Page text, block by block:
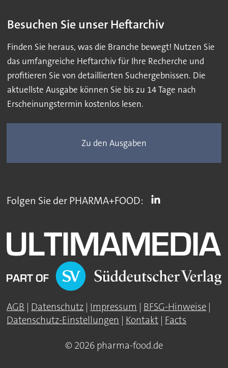
Besuchen Sie unser Heftarchiv
Finden Sie heraus, was die Branche bewegt! Nutzen Sie
das umfangreiche Heftarchiv für Ihre Recherche und
profitieren Sie von detaillierten Suchergebnissen. Die
aktuellste Ausgabe können Sie bis zu 14 Tage nach
Erscheinungstermin kostenlos lesen.
Zu den Ausgaben
Folgen Sie der PHARMA+FOOD:
AGB | Datenschutz | Impressum | BFSG-Hinweise |
Datenschutz-Einstellungen | Kontakt | Facts
© 2026 pharma-food.de